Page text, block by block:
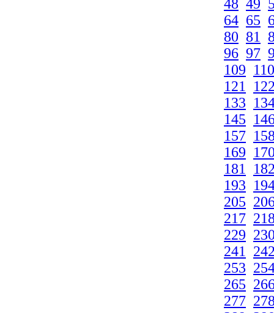
48 49
64 65
80 81
96 97
109 110
121
133
145
157
169
181
193
205
217
229
241
253
265
277